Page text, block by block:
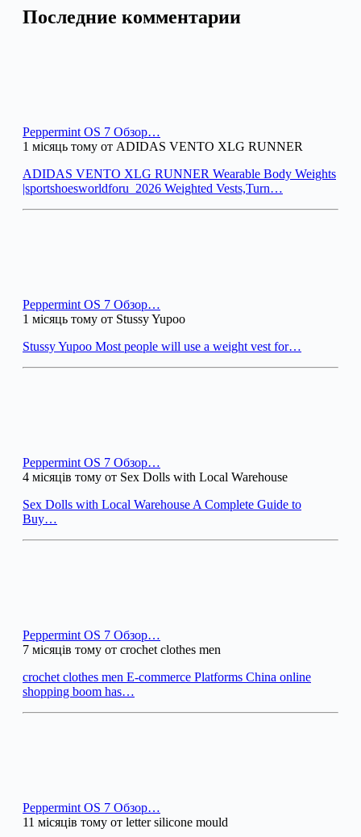
Последние комментарии
Peppermint OS 7 Обзор…
1 місяць тому от ADIDAS VENTO XLG RUNNER
ADIDAS VENTO XLG RUNNER Wearable Body Weights
|sportshoesworldforu_2026 Weighted Vests,Turn…
Peppermint OS 7 Обзор…
1 місяць тому от Stussy Yupoo
Stussy Yupoo Most people will use a weight vest for…
Peppermint OS 7 Обзор…
4 місяців тому от Sex Dolls with Local Warehouse
Sex Dolls with Local Warehouse A Complete Guide to
Buy…
Peppermint OS 7 Обзор…
7 місяців тому от crochet clothes men
crochet clothes men E-commerce Platforms China online
shopping boom has…
Peppermint OS 7 Обзор…
11 місяців тому от letter silicone mould